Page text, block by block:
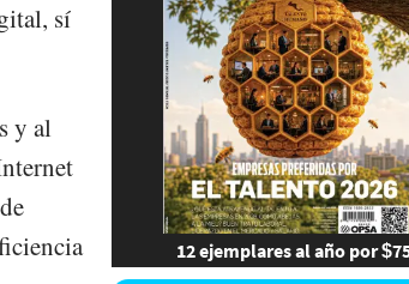
sí
y al
12 ejemplares al año por